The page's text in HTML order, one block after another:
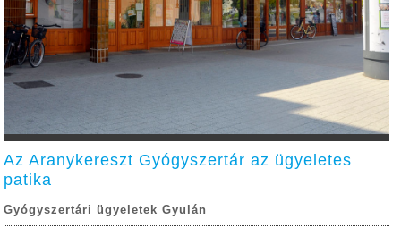
Az Aranykereszt Gyógyszertár az ügyeletes
patika
Gyógyszertári ügyeletek Gyulán